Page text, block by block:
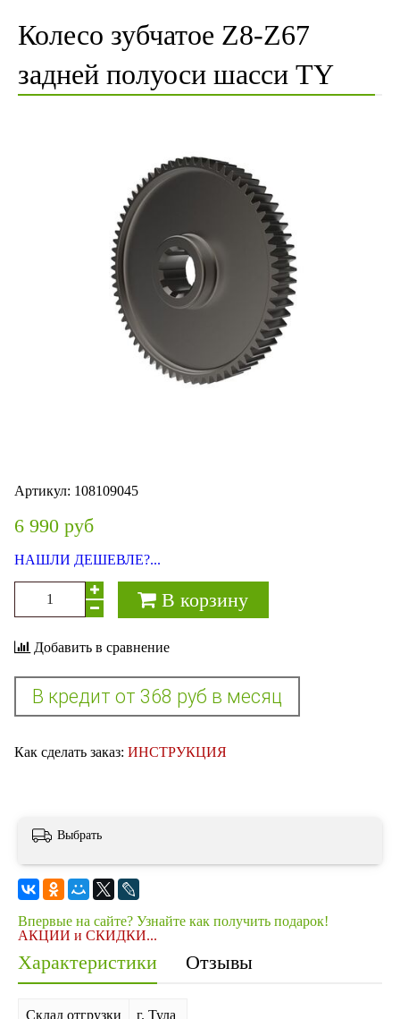
Колесо зубчатое Z8-Z67
задней полуоси шасси ТY
Артикул: 108109045
6 990 руб
НАШЛИ ДЕШЕВЛЕ?...
В корзину
Добавить в сравнение
Как сделать заказ: ИНСТРУКЦИЯ
Выбрать
Впервые на сайте? Узнайте как получить подарок!
АКЦИИ и СКИДКИ...
Характеристики Отзывы
Склад отгрузки г. Тула